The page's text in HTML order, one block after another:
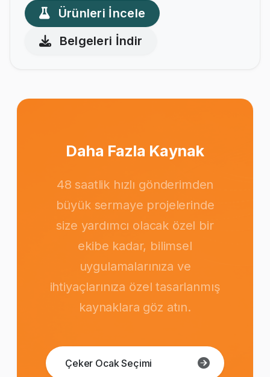
Ürünleri İncele
Belgeleri İndir
Daha Fazla Kaynak
48 saatlik hızlı gönderimden
büyük sermaye projelerinde
size yardımcı olacak özel bir
ekibe kadar, bilimsel
uygulamalarınıza ve
ihtiyaçlarınıza özel tasarlanmış
kaynaklara göz atın.
Çeker Ocak Seçimi